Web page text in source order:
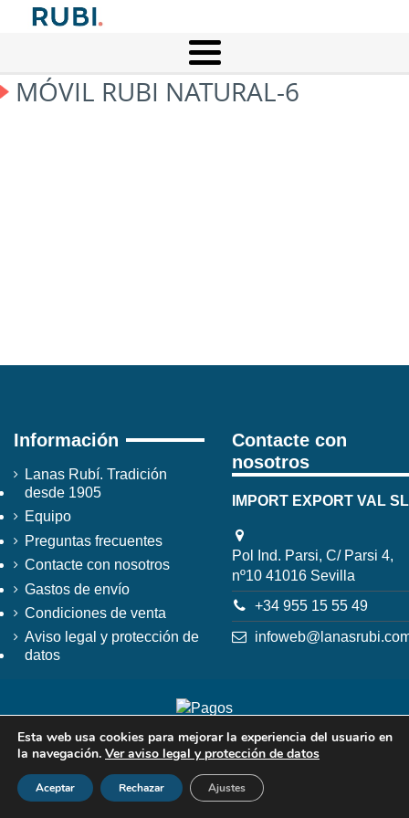
MÓVIL RUBI NATURAL-6
Información
Lanas Rubí. Tradición
desde 1905
Equipo
Preguntas frecuentes
Contacte con nosotros
Gastos de envío
Condiciones de venta
Aviso legal y protección de
datos
Contacte con
nosotros
IMPORT EXPORT VAL SL
Pol Ind. Parsi, C/ Parsi 4,
nº10 41016 Sevilla
+34 955 15 55 49
Esta web usa cookies para mejorar la experiencia del usuario en
la navegación. Ver aviso legal y protección de datos
Aceptar Rechazar Ajustes